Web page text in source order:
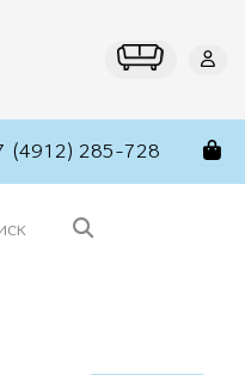
(4912) 285-728